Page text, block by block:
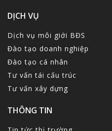
DỊCH VỤ
Dịch vụ môi giới BĐS
Đào tạo doanh nghiệp
Đào tạo cá nhân
Tư vấn tái cấu trúc
Tư vấn xây dựng
THÔNG TIN